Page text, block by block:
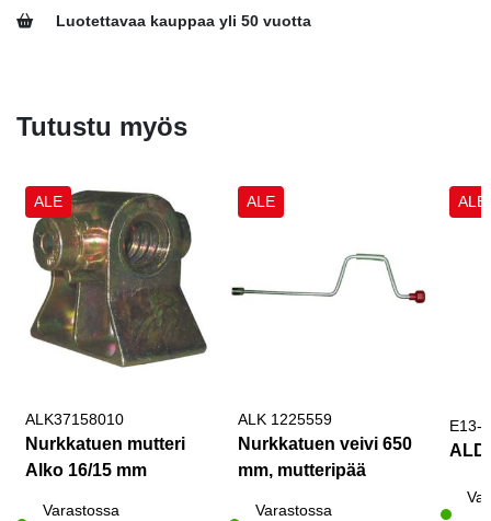
Luotettavaa kauppaa yli 50 vuotta
Tutustu myös
ALE
ALK37158010
Nurkkatuen mutteri
Alko 16/15 mm
Varastossa
ALE
ALK 1225559
Nurkkatuen veivi 650
mm, mutteripää
Varastossa
ALE
E13-